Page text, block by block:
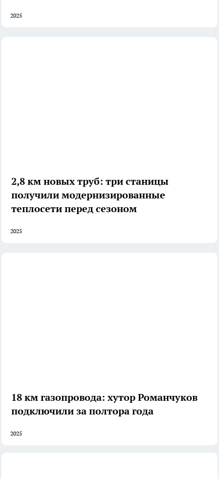
2025
2,8 км новых труб: три станицы
получили модернизированные
теплосети перед сезоном
2025
18 км газопровода: хутор Романчуков
подключили за полтора года
2025